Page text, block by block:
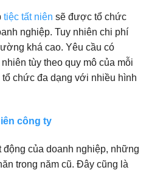
tiệc tất niên sẽ được tổ chức
nghiệp. Tuy nhiên chi phí
khá cao. Yêu cầu có
tùy theo quy mô của mỗi
chức đa dạng với nhiều hình
công ty
của doanh nghiệp, những
trong năm cũ. Đây cũng là